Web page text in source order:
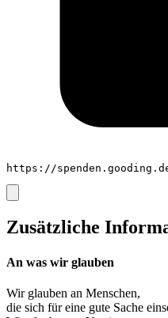
https://
Zusätzliche
An was wir glauben
Wir glauben an Menschen,
die sich für eine gute Sache